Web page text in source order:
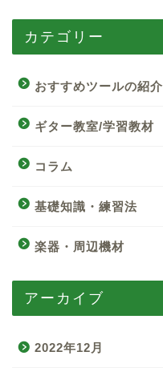
カテゴリー
おすすめツールの紹介
ギター教室/学習教材
コラム
基礎知識・練習法
楽器・周辺機材
アーカイブ
2022年12月